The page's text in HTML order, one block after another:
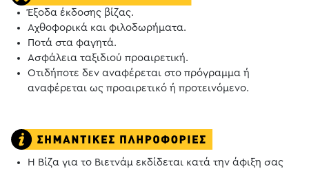
Έξοδα έκδοσης βίζας.
Αχθοφορικά και φιλοδωρήματα.
Ποτά στα φαγητά.
Ασφάλεια ταξιδιού προαιρετική.
Οτιδήποτε δεν αναφέρεται στο πρόγραμμα ή
αναφέρεται ως προαιρετικό ή προτεινόμενο.
Η Βίζα για το Βιετνάμ εκδίδεται κατά την άφιξη σας